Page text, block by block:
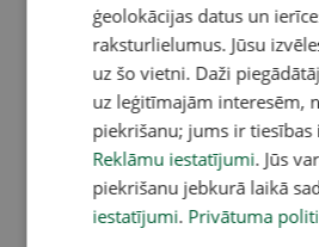
ģeolokācijas datus un
raksturlielumus. Jūsu
uz šo vietni. Daži
uz leģitīmajām interesēm,
piekrišanu; jums ir tiesības
Reklāmu iestatījumi. Jūs
piekrišanu jebkurā laikā
iestatījumi. Privātuma